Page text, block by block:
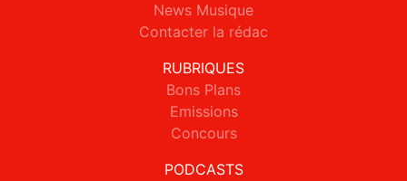
News Musique
Contacter la rédac
RUBRIQUES
Bons Plans
Emissions
Concours
PODCASTS